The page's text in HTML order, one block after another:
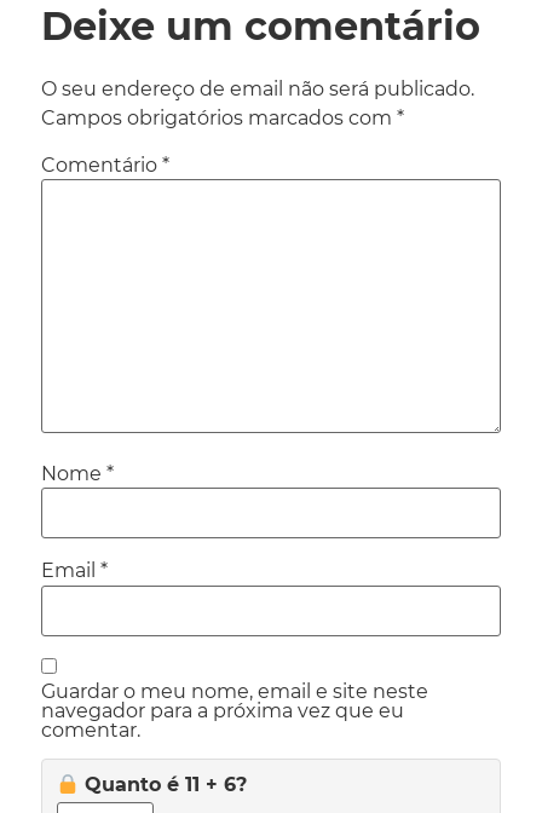
Deixe um comentário
O seu endereço de email não será publicado.
Campos obrigatórios marcados com *
Comentário *
Nome *
Email *
Guardar o meu nome, email e site neste
navegador para a próxima vez que eu
comentar.
Quanto é 11 + 6?